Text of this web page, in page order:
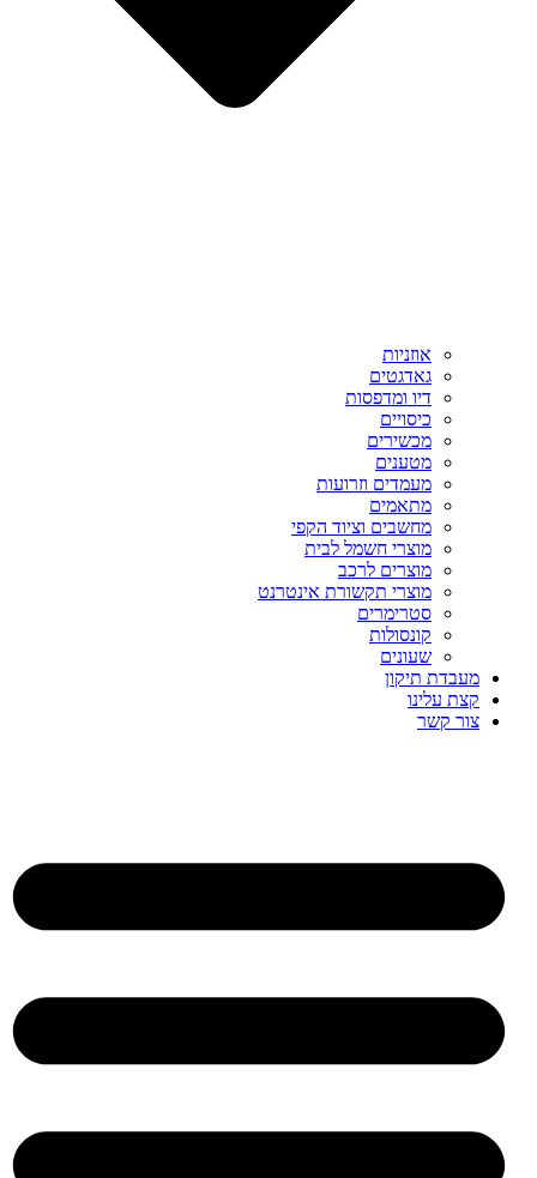
אוזניות
גאדגטים
דיו ומדפסות
כיסויים
מכשירים
מטענים
מעמדים וזרועות
מתאמים
מחשבים וציוד הקפי
מוצרי חשמל לבית
מוצרים לרכב
מוצרי תקשורת אינטרנט
סטרימרים
קונסולות
שעונים
מעבדת תיקון
קצת עלינו
צור קשר